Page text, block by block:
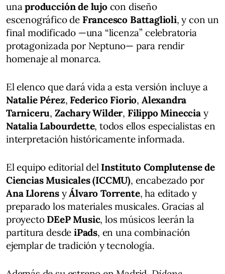
unaproducción de lujocon diseño
escenográfico de Francesco Battaglioli, y con un
final modificado —una “licenza” celebratoria
protagonizada por Neptuno— para rendir
homenaje al monarca.
El elenco que dará vida a esta versión incluye a
Natalie Pérez, Federico Fiorio, Alexandra
Tarniceru, Zachary Wilder, Filippo Minecciay
Natalia Labourdette, todos ellos especialistas en
interpretación históricamente informada.
El equipo editorial del Instituto Complutense de
Ciencias Musicales (ICCMU), encabezado por
Ana LlorensyÁlvaro Torrente, ha editado y
preparado los materiales musicales. Gracias al
proyecto DEeP Music, los músicos leerán la
partitura desde iPads, en una combinación
ejemplar de tradición y tecnología.